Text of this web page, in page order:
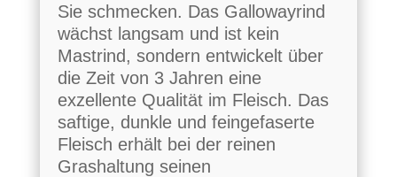
Sie schmecken. Das Gallowayrind
wächst langsam und ist kein
Mastrind, sondern entwickelt über
die Zeit von 3 Jahren eine
exzellente Qualität im Fleisch. Das
saftige, dunkle und feingefaserte
Fleisch erhält bei der reinen
Grashaltung seinen